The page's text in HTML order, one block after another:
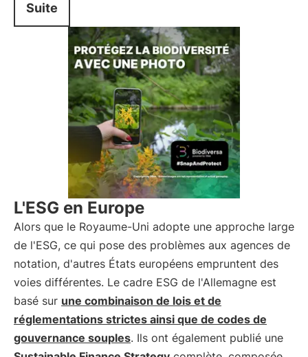
Suite
L'ESG en Europe
Alors que le Royaume-Uni adopte une approche large
de l'ESG, ce qui pose des problèmes aux agences de
notation, d'autres États européens empruntent des
voies différentes. Le cadre ESG de l'Allemagne est
basé sur une combinaison de lois et de
réglementations strictes ainsi que de codes de
gouvernance souples. Ils ont également publié une